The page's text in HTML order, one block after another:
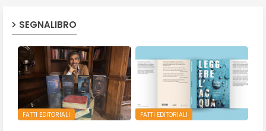
SEGNALIBRO
FATTI EDITORIALI FATTI EDITORIALI